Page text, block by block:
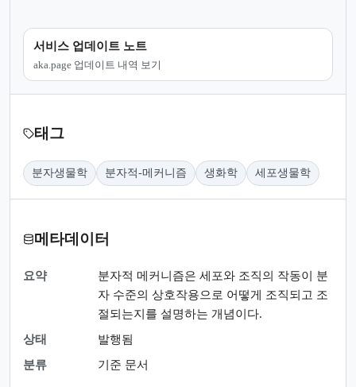
서비스 업데이트 노트
aka.page 업데이트 내역 보기
태그
분자생물학 분자적-메커니즘 생화학 세포생물학
메타데이터
요약
분자적 메커니즘은 세포와 조직의 작동이 분
자 수준의 상호작용으로 어떻게 조직되고 조
절되는지를 설명하는 개념이다.
상태
발행됨
분류
기준 문서